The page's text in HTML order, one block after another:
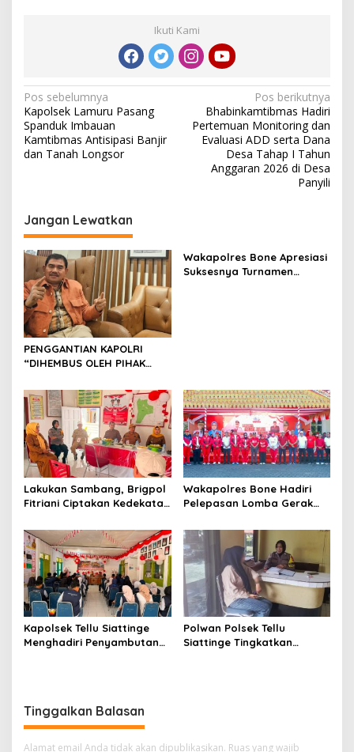
Ikuti Kami
N
a
v
a
s
i
p
o
s
Pos sebelumnya
Kapolsek Lamuru Pasang
Spanduk Imbauan
Kamtibmas Antisipasi Banjir
dan Tanah Longsor
Pos berikutnya
Bhabinkamtibmas Hadiri
Pertemuan Monitoring dan
Evaluasi ADD serta Dana
Desa Tahap I Tahun
Anggaran 2026 di Desa
Panyili
Jangan Lewatkan
PENGGANTIAN KAPOLRI
“DIHEMBUS OLEH PIHAK
KENYAMANANNYA”
Wakapolres Bone Apresiasi
Suksesnya Turnamen
Lakukan Sambang, Brigpol
Fitriani Ciptakan Kedekatan
Bersama Pemerintah
Kelurahan Tokaseng
Wakapolres Bone Hadiri
Pelepasan Lomba Gerak
Kemerdekaan RI
Kapolsek Tellu Siattinge
Menghadiri Penyambutan
Polwan Polsek Tellu
Siattinge Tingkatkan
Tinggalkan Balasan
Alamat email Anda tidak akan dipublikasikan. Ruas yang wajib